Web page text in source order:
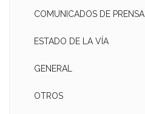
COMUNICADOS DE PRENSA
ESTADO DE LA VÍA
GENERAL
OTROS